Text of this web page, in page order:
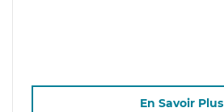
En Savoir Plus